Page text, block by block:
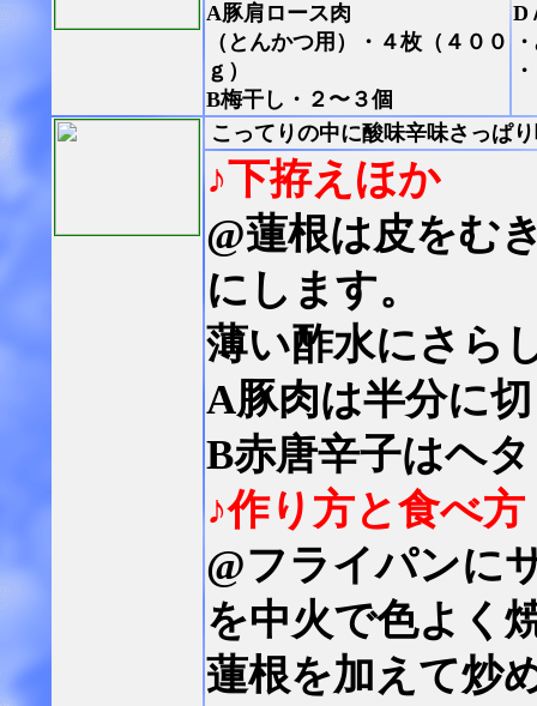
A豚肩ロース肉
（とんかつ用）・４枚（４００
ｇ）
B梅干し・２〜３個
D
こってりの中に酸味辛味さっぱ
♪下拵えほか
@蓮根は皮をむ
にします。
薄い酢水にさら
A豚肉は半分に
B赤唐辛子はヘ
♪作り方と食べ方
@フライパンに
を中火で色よく
蓮根を加えて炒